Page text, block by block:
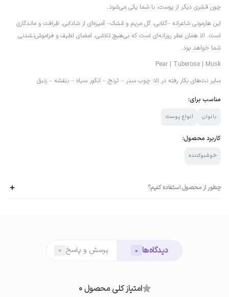
چون قشری دیگر از پوست، با شما یکی می‌شود.
این هارمونی شاعرانه –گلابی، گل مریم و مُشک– آمیزه‌ای از شادابی، ظرافت و ماندگاری
است. الا همان عطر روزانه‌ای است که بی‌هیچ تلاشی، امضای لطیف و فراموش‌نشدنی
شما خواهد بود.
Pear | Tuberose | Musk
سایر نت‌های بکار رفته در اِلا: چوب سدر – ترنج – انگور سیاه – بنفشه – زنبق
مناسب برای:
بانوان انواع پوست
کاربرد محصول:
خوشبوکننده
چطور از محصول استفاده کنیم؟
انتخاب نقاط نبض
دیدگاه‌ها 0 پرسش و پاسخ 0
امتیاز کلی محصول 0